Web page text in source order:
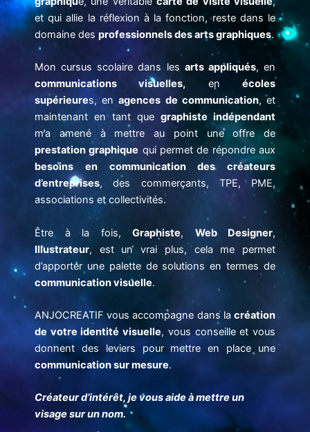
et qui allie la réflexion à la fonction, reste dans le
domaine des professionnels des arts graphiques.
Mon cursus scolaire dans les arts appliqués, en
communications visuelles, enécoles
supérieures, enagences de communication, et
maintenant en tant que graphiste indépendant
m’a amené à mettre au point une offre de
prestation graphique qui permet de répondre aux
besoins en communication des créateurs
d’entreprises, des commerçants, TPE, PME,
associations et collectivités.
Être à la fois, Graphiste, Web Designer,
Illustrateur, est un vrai plus, cela me permet
d’apporter une palette de solutions en termes de
communication visuelle.
ANJOCREATIFvous accompagne dans la création
de votre identité visuelle, vous conseille et vous
donnent des leviers pour mettre en place une
communication sur mesure.
Créateur d’intérêt, je vous aide à mettre un
visage sur un nom.